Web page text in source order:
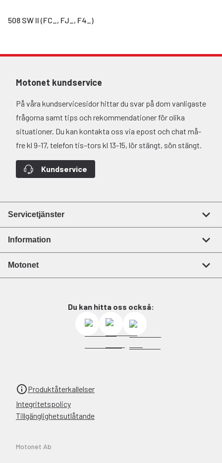
508 SW II (FC_, FJ_, F4_)
Motonet kundservice
På våra kundservicesidor hittar du svar på dom vanligaste
frågorna samt tips och rekommendationer för olika
situationer. Du kan kontakta oss via epost och chat må-
fre kl 9-17, telefon tis–tors kl 13-15, lör stängt, sön stängt.
Kundservice
Servicetjänster
Information
Motonet
Du kan hitta oss också:
Produktåterkallelser
Integritetspolicy
Tillgänglighetsutlåtande
Motonet Ab